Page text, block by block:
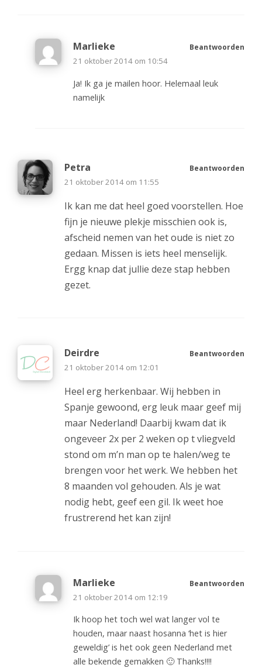
Marlieke
21 oktober 2014 om 10:54
Ja! Ik ga je mailen hoor. Helemaal leuk
namelijk
Beantwoorden
Petra
21 oktober 2014 om 11:55
Ik kan me dat heel goed voorstellen. Hoe
fijn je nieuwe plekje misschien ook is,
afscheid nemen van het oude is niet zo
gedaan. Missen is iets heel menselijk.
Ergg knap dat jullie deze stap hebben
gezet.
Beantwoorden
Deirdre
21 oktober 2014 om 12:01
Heel erg herkenbaar. Wij hebben in
Spanje gewoond, erg leuk maar geef mij
maar Nederland! Daarbij kwam dat ik
ongeveer 2x per 2 weken op t vliegveld
stond om m’n man op te halen/weg te
brengen voor het werk. We hebben het
8 maanden vol gehouden. Als je wat
nodig hebt, geef een gil. Ik weet hoe
frustrerend het kan zijn!
Beantwoorden
Marlieke
21 oktober 2014 om 12:19
Ik hoop het toch wel wat langer vol te
houden, maar naast hosanna ‘het is hier
geweldig’ is het ook geen Nederland met
alle bekende gemakken 🙂 Thanks!!!!
Beantwoorden